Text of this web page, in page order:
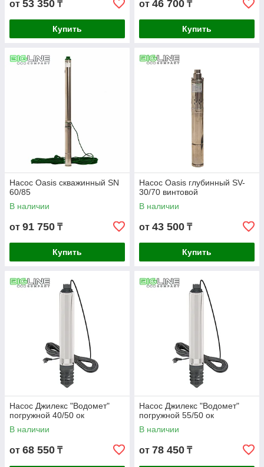
от 53 350 ₸
Купить
от 46 700 ₸
Купить
Насос Oasis скважинный SN
60/85
В наличии
от 91 750 ₸
Купить
Насос Oasis глубинный SV-
30/70 винтовой
В наличии
от 43 500 ₸
Купить
Насос Джилекс "Водомет"
погружной 40/50 ок
В наличии
от 68 550 ₸
Насос Джилекс "Водомет"
погружной 55/50 ок
В наличии
от 78 450 ₸